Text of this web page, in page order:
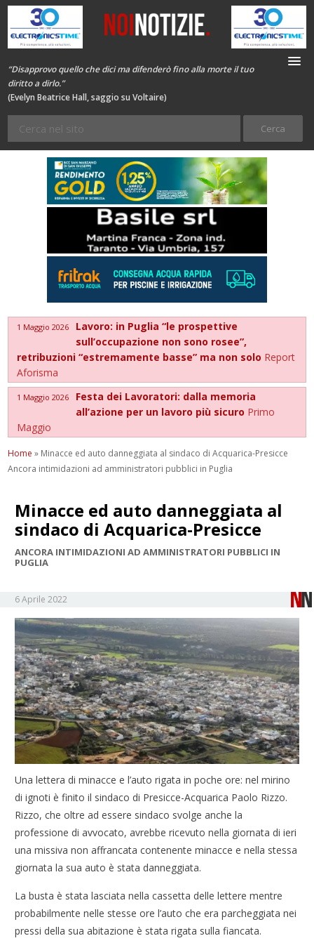
“Disapprovo quello che dici ma difenderò fino alla morte il tuo
diritto a dirlo.”
(Evelyn Beatrice Hall, saggio su Voltaire)
1 Maggio 2026
Lavoro: in Puglia “le prospettive
sull’occupazione non sono rosee”,
retribuzioni “estremamente basse” ma non solo Report
Aforisma
1 Maggio 2026
Festa dei Lavoratori: dalla memoria
all’azione per un lavoro più sicuro Primo
Maggio
Home » Minacce ed auto danneggiata al sindaco di Acquarica-Presicce
Ancora intimidazioni ad amministratori pubblici in Puglia
Minacce ed auto danneggiata al
sindaco di Acquarica-Presicce
ANCORA INTIMIDAZIONI AD AMMINISTRATORI PUBBLICI IN
PUGLIA
6 Aprile 2022
Una lettera di minacce e l’auto rigata in poche ore: nel mirino
di ignoti è finito il sindaco di Presicce-Acquarica Paolo Rizzo.
Rizzo, che oltre ad essere sindaco svolge anche la
professione di avvocato, avrebbe ricevuto nella giornata di ieri
una missiva non affrancata contenente minacce e nella stessa
giornata la sua auto è stata danneggiata.
La busta è stata lasciata nella cassetta delle lettere mentre
probabilmente nelle stesse ore l’auto che era parcheggiata nei
pressi della sua abitazione è stata rigata sulla fiancata.